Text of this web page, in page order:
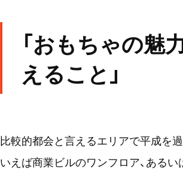
「おもちゃの魅
えること」
比較的都会と言えるエリアで平成を
いえば商業ビルのワンフロア、ある